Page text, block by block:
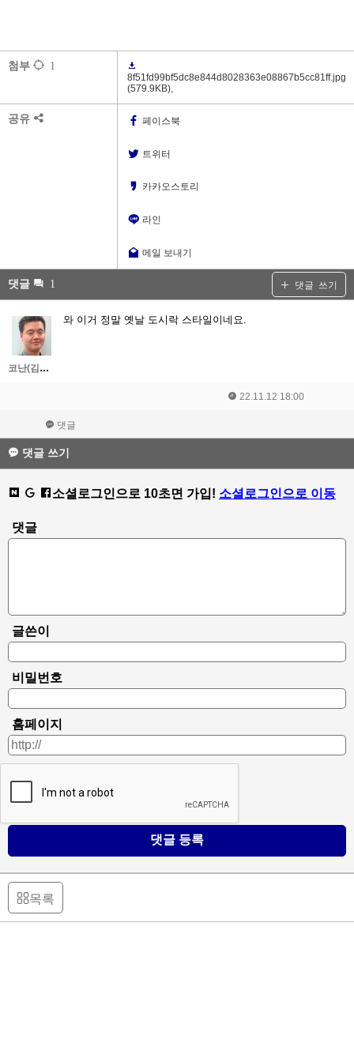
첨부
1
8f51fd99bf5dc8e844d8028363e08867b5cc81ff.jpg
(579.9KB),
공유 페이스북
트위터
카카오스토리
라인
메일 보내기
댓글 1 댓글 쓰기
코난(김대우)
와 이거 정말 옛날 도시락 스타일이네요.
22.11.12 18:00
댓글
댓글 쓰기
소셜로그인으로 10초면 가입! 소셜로그인으로 이동
댓글
글쓴이
비밀번호
홈페이지
댓글 등록
목록